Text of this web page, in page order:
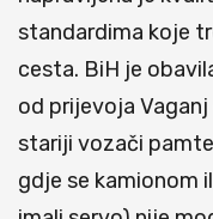
standardima koje
cesta. BiH je
od prijevoja
stariji vozači
gdje se kamionom